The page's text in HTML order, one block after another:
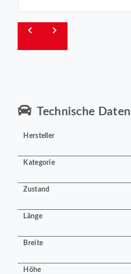
Technische Daten
Hersteller
Kategorie
Zustand
Länge
Breite
Höhe